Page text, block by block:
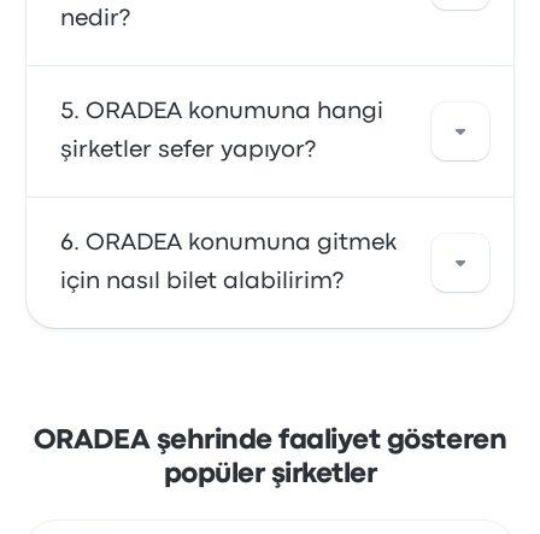
bulmak için arama aracımızı kullanın.
nedir?
Genelde ORADEA ve Londra arası bir biletin
ücreti ₺11.508 kadardır. Bu yolculuk FlixBus
tarafından sunulur ve yaklaşık 1g 15s sürer.
Fiyatların ulaşım şekline, günün saatine ve
unutmayın.
ORADEA konumuna hangi
şirketler sefer yapıyor?
ORADEA konumuna FlixBus veya GAL Trans ile
yolculuk edebilirsiniz. Şirketler günde 1178
sefer düzenlemektedir. En erken otobüs
seferinin kalkış saati 00:05, en son otobüs
ORADEA konumuna gitmek
için nasıl bilet alabilirim?
Mastercard, Visa, Amex ve diğerleri gibi
başlıca kredi kartlarından biri veya Apple Pay
ve Google Pay gibi hizmetlerle ödeme
ORADEA şehrinde faaliyet gösteren
popüler şirketler